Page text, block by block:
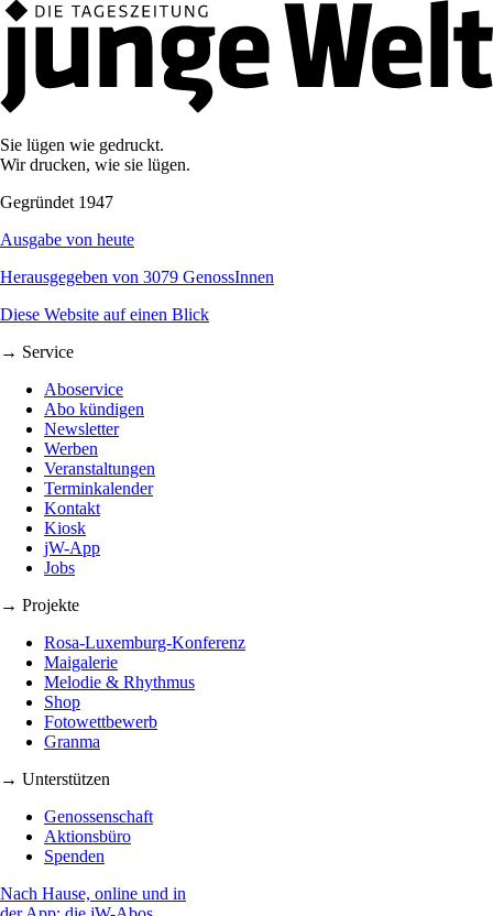
Sie lügen wie gedruckt.
Wir drucken, wie sie lügen.
Gegründet 1947
Ausgabe von heute
Herausgegeben von 3079 GenossInnen
Diese Website auf einen Blick
→ Service
Aboservice
Abo kündigen
Newsletter
Werben
Veranstaltungen
Terminkalender
Kontakt
Kiosk
jW-App
Jobs
→ Projekte
Rosa-Luxemburg-Konferenz
Maigalerie
Melodie & Rhythmus
Shop
Fotowettbewerb
Granma
→ Unterstützen
Genossenschaft
Aktionsbüro
Spenden
Nach Hause, online und in